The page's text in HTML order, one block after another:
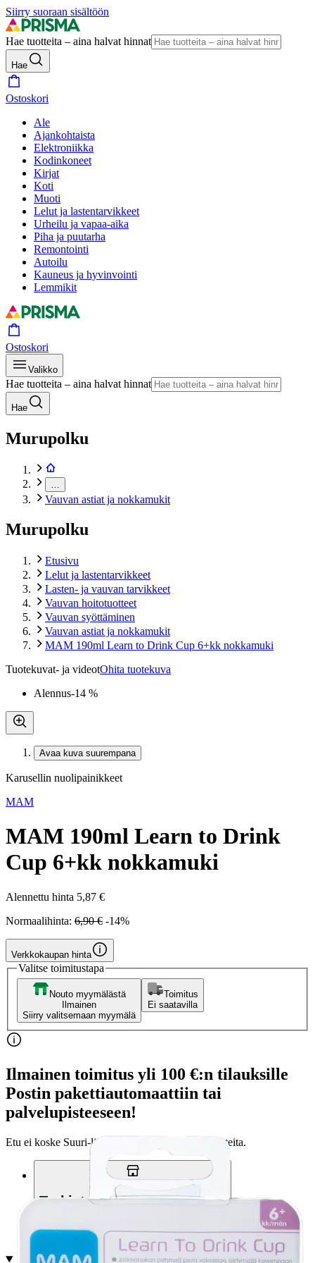
Siirry suoraan sisältöön
Hae tuotteita – aina halvat hinnat
Hae
Ostoskori
Ale
Ajankohtaista
Elektroniikka
Kodinkoneet
Kirjat
Koti
Muoti
Lelut ja lastentarvikkeet
Urheilu ja vapaa-aika
Piha ja puutarha
Remontointi
Autoilu
Kauneus ja hyvinvointi
Lemmikit
Ostoskori
Valikko
Hae tuotteita – aina halvat hinnat
Hae
Murupolku
Vauvan astiat ja nokkamukit
Murupolku
Etusivu
Lelut ja lastentarvikkeet
Lasten- ja vauvan tarvikkeet
Vauvan hoitotuotteet
Vauvan syöttäminen
Vauvan astiat ja nokkamukit
MAM 190ml Learn to Drink Cup 6+kk nokkamuki
Tuotekuvat- ja videotOhita tuotekuva
Alennus-14 %
Avaa kuva suurempana
Karusellin nuolipainikkeet
MAM
MAM 190ml Learn to Drink
Cup 6+kk nokkamuki
Alennettu hinta 5,87 €
Normaalihinta: 6,90 € -14%
Verkkokaupan hinta
Valitse toimitustapa
Nouto myymälästä
Ilmainen
Siirry valitsemaan myymälä
Toimitus
Ei saatavilla
Ilmainen toimitus yli 100 €:n tilauksille
Postin pakettiautomaattiin tai
palvelupisteeseen!
Etu ei koske Suuri‑lisäpalvelulla toimitettavia tuotteita.
Tarkista myymäläsaatavuus